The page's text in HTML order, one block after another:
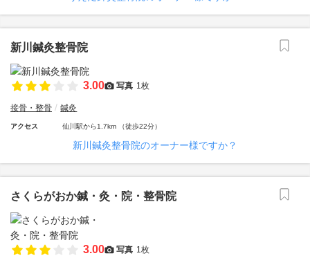
新川鍼灸整骨院
3.00 写真 1枚
接骨・整骨 鍼灸
アクセス 仙川駅から1.7km （徒歩22分）
新川鍼灸整骨院のオーナー様ですか？
さくらがおか鍼・灸・院・整骨院
3.00 写真 1枚